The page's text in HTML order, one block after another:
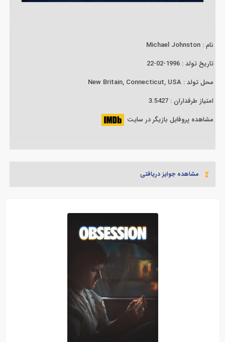
نام : Michael Johnston
تاریخ تولد : 1996-02-22
محل تولد : New Britain, Connecticut, USA
امتیاز طرفداران : 3.5427
مشاهده پروفایل بازیگر در سایت
مشاهده جوایز دریافتی